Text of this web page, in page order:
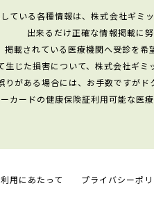
ている各種情報は、株式会社ギミ
出来るだけ正確な情報掲載に
掲載されている医療機関へ受診を希
生じた損害について、株式会社ギ
りがある場合には、お手数ですがド
カードの健康保険証利用可能な医
用にあたって プライバシーポ